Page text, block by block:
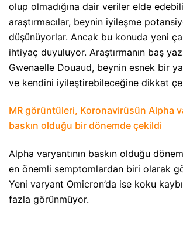
olup olmadığına dair veriler elde
araştırmacılar, beynin iyileşme
düşünüyorlar. Ancak bu konuda yeni
ihtiyaç duyuluyor. Araştırmanın baş
Gwenaelle Douaud, beynin esnek bir
ve kendini iyileştirebileceğine dikkat
MR görüntüleri, Koronavirüsün Alpha
baskın olduğu bir dönemde çekildi
Alpha varyantının baskın olduğu
en önemli semptomlardan biri olarak
Yeni varyant Omicron’da ise koku
fazla görünmüyor.